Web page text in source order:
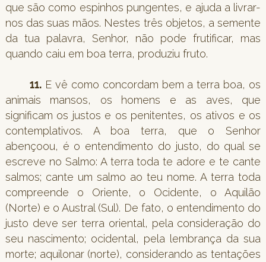
que são como espinhos pungentes, e ajuda a livrar-
nos das suas mãos. Nestes três objetos, a semente
da tua palavra, Senhor, não pode frutificar, mas
quando caiu em boa terra, produziu fruto.
11. E vê como concordam bem a terra boa, os
animais mansos, os homens e as aves, que
significam os justos e os penitentes, os ativos e os
contemplativos. A boa terra, que o Senhor
abençoou, é o entendimento do justo, do qual se
escreve no Salmo: A terra toda te adore e te cante
salmos; cante um salmo ao teu nome. A terra toda
compreende o Oriente, o Ocidente, o Aquilão
(Norte) e o Austral (Sul). De fato, o entendimento do
justo deve ser terra oriental, pela consideração do
seu nascimento; ocidental, pela lembrança da sua
morte; aquilonar (norte), considerando as tentações